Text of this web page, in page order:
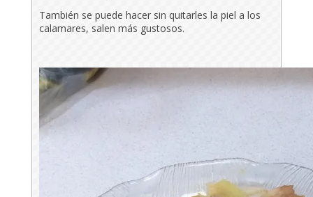
También se puede hacer sin quitarles la piel a los
calamares, salen más gustosos.